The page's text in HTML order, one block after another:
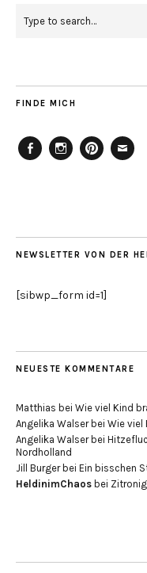
FINDE MICH
NEWSLETTER VON DER
[sibwp_form id=1]
NEUESTE KOMMENTARE
Matthias bei Wie viel Kind
Angelika Walserbei Wie viel
Angelika Walserbei
Nordholland
Jill Burgerbei Ein bisschen
HeldinimChaos bei